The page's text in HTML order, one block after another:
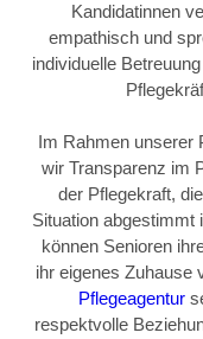
Kandidatinnen
empathisch und
individuelle
Im Rahmen unserer
wir Transparenz im
der Pflegekraft,
Situation abgestimmt
können Senioren
ihr eigenes Zuhause
Pflegeagentur
respektvolle